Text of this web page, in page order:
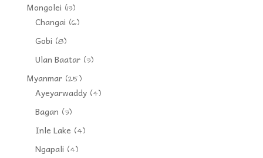
Mongolei (13)
Changai (6)
Gobi (8)
Ulan Baatar(3)
Myanmar(25)
Ayeyarwaddy(4)
Bagan (3)
Inle Lake (4)
Ngapali (4)